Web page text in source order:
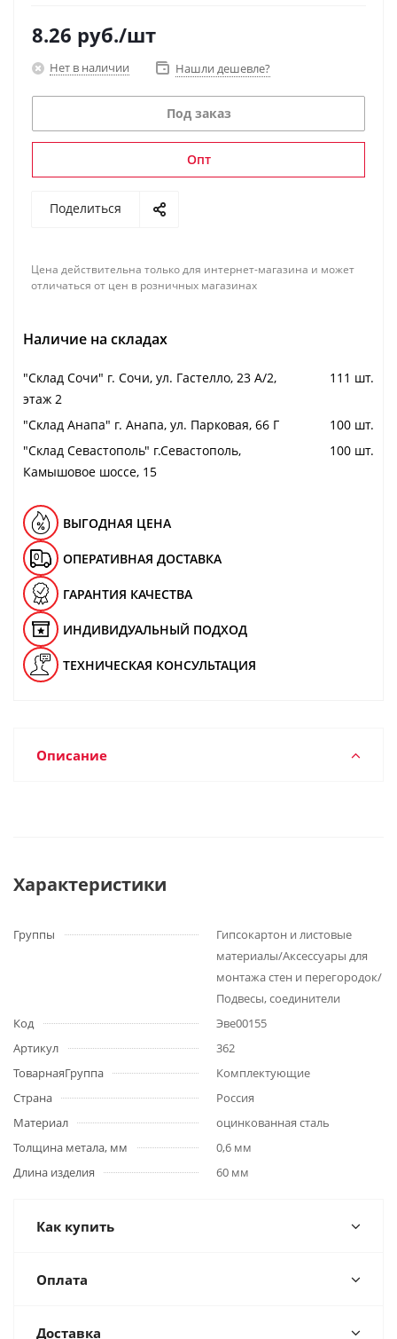
8.26 руб./шт
Нет в наличии Нашли дешевле?
Под заказ
Опт
Поделиться
Цена действительна только для интернет-магазина и может
отличаться от цен в розничных магазинах
Наличие на складах
"Cклад Сочи" г. Сочи, ул. Гастелло, 23 А/2,
этаж 2
111 шт.
"Cклад Анапа" г. Анапа, ул. Парковая, 66 Г
100 шт.
"Cклад Севастополь" г.Севастополь,
Камышовое шоссе, 15
100 шт.
ВЫГОДНАЯ ЦЕНА
ОПЕРАТИВНАЯ ДОСТАВКА
ГАРАНТИЯ КАЧЕСТВА
ИНДИВИДУАЛЬНЫЙ ПОДХОД
ТЕХНИЧЕСКАЯ КОНСУЛЬТАЦИЯ
Описание
Характеристики
Группы
Гипсокартон и листовые
материалы/Аксессуары для
монтажа стен и перегородок/
Подвесы, соединители
Код
Эве00155
Артикул
362
ТоварнаяГруппа
Комплектующие
Страна
Россия
Материал
оцинкованная сталь
Толщина метала, мм
0,6 мм
Длина изделия
60 мм
Как купить
Оплата
Доставка